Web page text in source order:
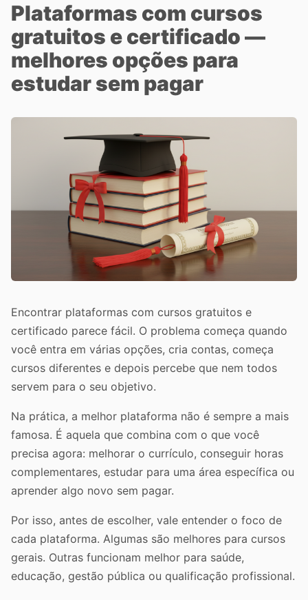
Plataformas com cursos
gratuitos e certificado —
melhores opções para
estudar sem pagar
Encontrar plataformas com cursos gratuitos e
certificado parece fácil. O problema começa quando
você entra em várias opções, cria contas, começa
cursos diferentes e depois percebe que nem todos
servem para o seu objetivo.
Na prática, a melhor plataforma não é sempre a mais
famosa. É aquela que combina com o que você
precisa agora: melhorar o currículo, conseguir horas
complementares, estudar para uma área específica ou
aprender algo novo sem pagar.
Por isso, antes de escolher, vale entender o foco de
cada plataforma. Algumas são melhores para cursos
gerais. Outras funcionam melhor para saúde,
educação, gestão pública ou qualificação profissional.